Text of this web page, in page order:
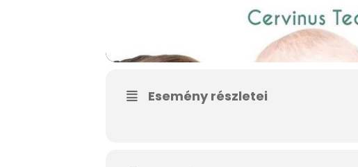
Esemény részletei